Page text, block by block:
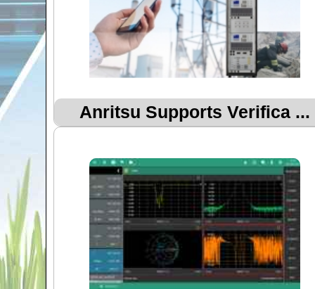
Anritsu Supports Verifica ...